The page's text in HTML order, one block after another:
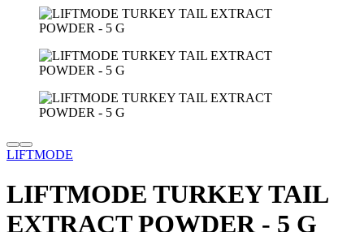
LIFTMODE
LIFTMODE TURKEY TAIL
EXTRACT POWDER - 5 G